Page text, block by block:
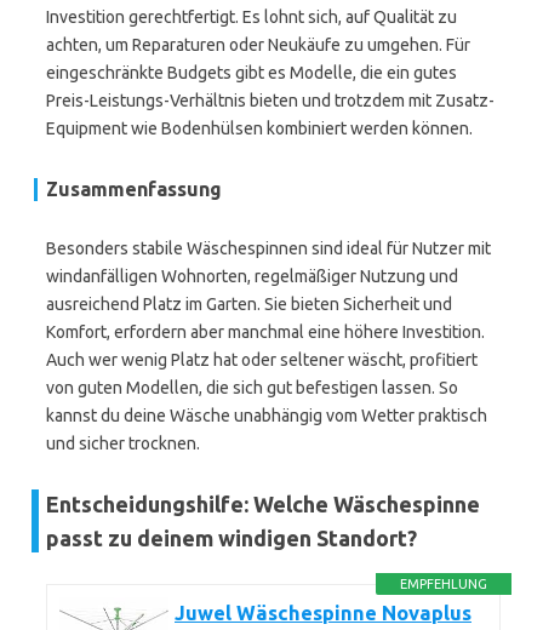
Investition gerechtfertigt. Es lohnt sich, auf Qualität zu
achten, um Reparaturen oder Neukäufe zu umgehen. Für
eingeschränkte Budgets gibt es Modelle, die ein gutes
Preis-Leistungs-Verhältnis bieten und trotzdem mit Zusatz-
Equipment wie Bodenhülsen kombiniert werden können.
Zusammenfassung
Besonders stabile Wäschespinnen sind ideal für Nutzer mit
windanfälligen Wohnorten, regelmäßiger Nutzung und
ausreichend Platz im Garten. Sie bieten Sicherheit und
Komfort, erfordern aber manchmal eine höhere Investition.
Auch wer wenig Platz hat oder seltener wäscht, profitiert
von guten Modellen, die sich gut befestigen lassen. So
kannst du deine Wäsche unabhängig vom Wetter praktisch
und sicher trocknen.
Entscheidungshilfe: Welche Wäschespinne
passt zu deinem windigen Standort?
EMPFEHLUNG
Juwel Wäschespinne Novaplus